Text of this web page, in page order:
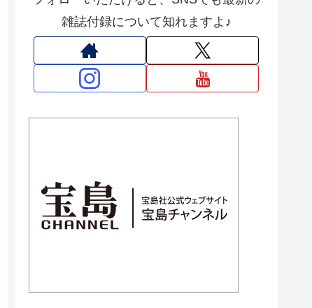
雑誌付録について知れますよ♪